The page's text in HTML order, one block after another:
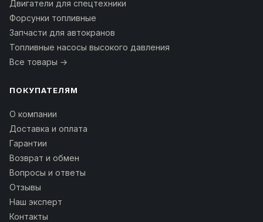
Двигатели для спецтехники
Форсунки топливные
Запчасти для автокранов
Топливные насосы высокого давления
Все товары →
ПОКУПАТЕЛЯМ
О компании
Доставка и оплата
Гарантии
Возврат и обмен
Вопросы и ответы
Отзывы
Наш эксперт
Контакты